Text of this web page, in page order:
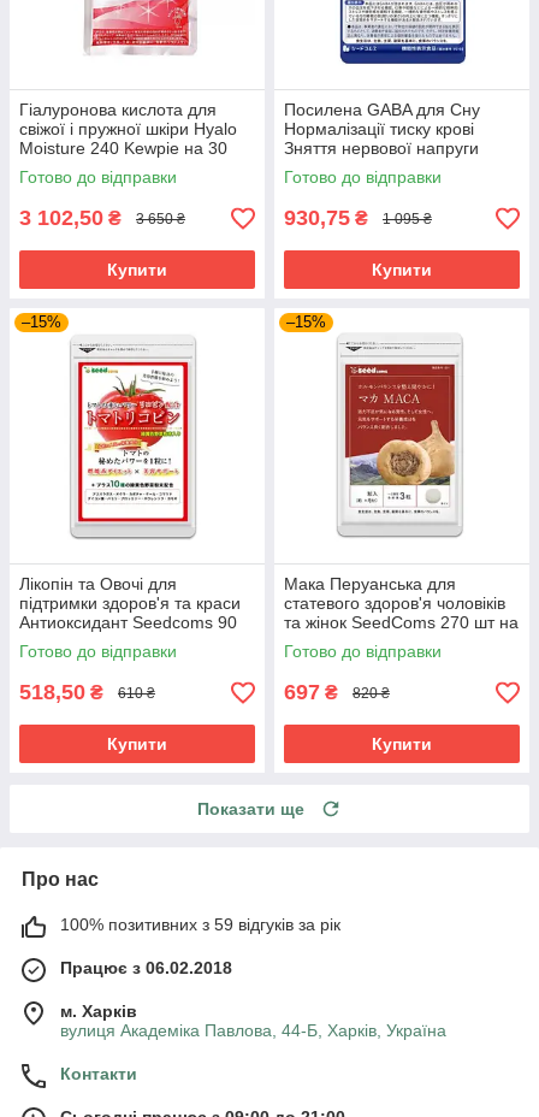
Гіалуронова кислота для
свіжої і пружної шкіри Hyalo
Moisture 240 Kewpie на 30
днів прийому
Готово до відправки
3 102,50 ₴ 3 650 ₴
Купити
Посилена GABA для Сну
Нормалізації тиску крові
Зняття нервової напруги
Габа SeedComs 30 шт на 1
місяць прийому
Готово до відправки
930,75 ₴ 1 095 ₴
Купити
–15%
Лікопін та Овочі для
підтримки здоров'я та краси
Антиоксидант Seedcoms 90
капсул на 3 місяці прийому
Готово до відправки
518,50 ₴ 610 ₴
Купити
–15%
Мака Перуанська для
статевого здоров'я чоловіків
та жінок SeedComs 270 шт на
3 місяці прийому
Готово до відправки
697 ₴ 820 ₴
Купити
Показати ще
Про нас
100% позитивних з 59 відгуків за рік
Працює з 06.02.2018
м. Харків
вулиця Академіка Павлова, 44-Б, Харків, Україна
Контакти